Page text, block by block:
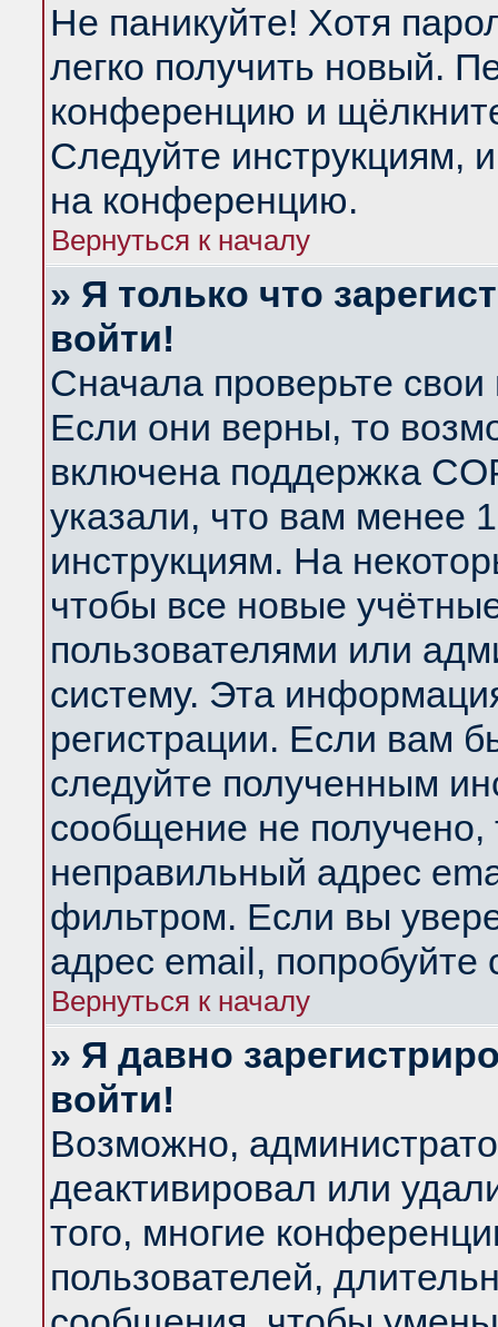
Не паникуйте! Хотя
легко получить новый.
конференцию и
Следуйте инструкциям,
на конференцию.
Вернуться к началу
» Я только что
войти!
Сначала проверьте
Если они верны, то
включена поддержка
указали, что вам менее
инструкциям. На
чтобы все новые
пользователями или
систему. Эта
регистрации. Если вам
следуйте полученным
сообщение не получено,
неправильный адрес
фильтром. Если вы
адрес email, попробуйте
Вернуться к началу
» Я давно
войти!
Возможно,
деактивировал или
того, многие
пользователей,